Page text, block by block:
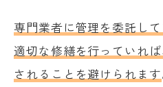
専門業者に管理を委託し
適切な修繕を行っていれ
されることを避けられます